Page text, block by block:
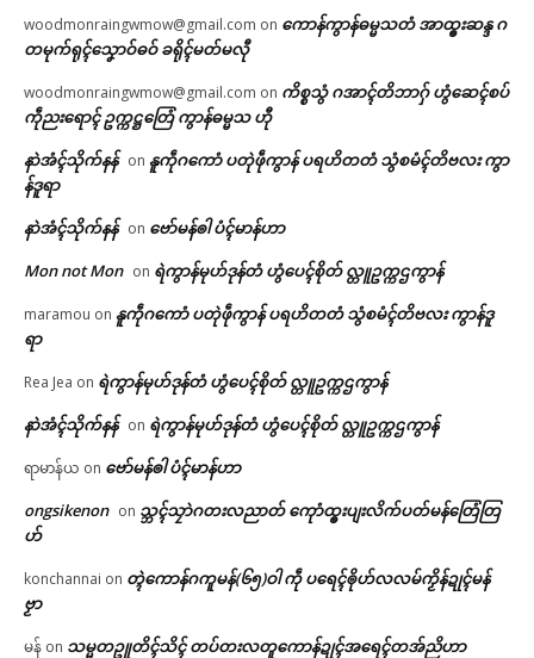
woodmonraingwmow@gmail.com on ကောန်ကွာန်ဓမ္မသတံ အာထ္ၜးဆန္ဒ ဂ
တမုက်ရုၚ်သၞောဝ်ဓဝ် ခရိုၚ်မတ်မလီု
woodmonraingwmow@gmail.com on ကိစ္စသွံ ဂအာၚ်တိဘာဂှ် ဟွံဆေၚ်စပ်
ကဵုညးရောၚ် ဥက္ကဋ္ဌတြေံ ကွာန်ဓမ္မသ ဟီု
နာဲအံၚ်သိုက်နန် on နူကဵုဂကောံ ပတုဲဖဵုကွာန် ပရဟိတတံ သွံစမံၚ်တိဗလး ကွာ
န်ဒူရာ
နာဲအံၚ်သိုက်နန် on ဗော်မန်ၜါ ပံၚ်မာန်ဟာ
Mon not Mon on ရဲကွာန်မုဟ်ဒုန်တံ ဟွံပေၚ်စိုတ် လ္တူဥက္ကဌကွာန်
maramou on နူကဵုဂကောံ ပတုဲဖဵုကွာန် ပရဟိတတံ သွံစမံၚ်တိဗလး ကွာန်ဒူ
ရာ
Rea Jea on ရဲကွာန်မုဟ်ဒုန်တံ ဟွံပေၚ်စိုတ် လ္တူဥက္ကဌကွာန်
နာဲအံၚ်သိုက်နန် on ရဲကွာန်မုဟ်ဒုန်တံ ဟွံပေၚ်စိုတ် လ္တူဥက္ကဌကွာန်
ရာမာန်ယ on ဗော်မန်ၜါ ပံၚ်မာန်ဟာ
ongsikenon on သ္ဘၚ်သၠာဲဂတးလညာတ် ကေုာံထ္ၜးပျးလိက်ပတ်မန်တြေံတြ
ဟ်
konchannai on တ္ၚဲကောန်ဂကူမန်(၆၅)ဝါ ကဵု ပရေၚ်ၜိုဟ်လလမ်ကၟိန်ဍုၚ်မန်
ဗၟာ
မန် on သမ္မတဥူတိၚ်သိၚ် တပ်တးလတူကောန်ဍုၚ်အရေၚ်တအ်ညိဟာ